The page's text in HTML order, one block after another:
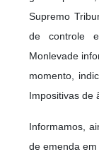
Supremo
de controle
Monlevade
momento,
Impositivas de
Informamos,
de emenda